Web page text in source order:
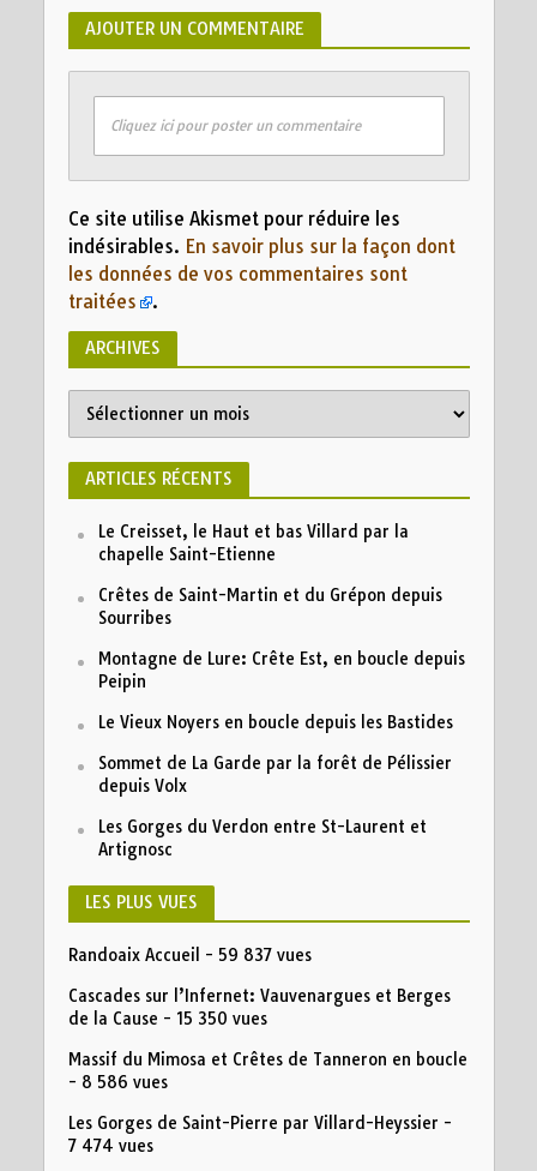
AJOUTER UN COMMENTAIRE
Cliquez ici pour poster un commentaire
Ce site utilise Akismet pour réduire les
indésirables. En savoir plus sur la façon dont
les données de vos commentaires sont
traitées
.
ARCHIVES
ARTICLES RÉCENTS
Le Creisset, le Haut et bas Villard par la
chapelle Saint-Etienne
Crêtes de Saint-Martin et du Grépon depuis
Sourribes
Montagne de Lure: Crête Est, en boucle depuis
Peipin
Le Vieux Noyers en boucle depuis les Bastides
Sommet de La Garde par la forêt de Pélissier
depuis Volx
Les Gorges du Verdon entre St-Laurent et
Artignosc
LES PLUS VUES
Randoaix Accueil - 59 837 vues
Cascades sur l’Infernet: Vauvenargues et Berges
de la Cause - 15 350 vues
Massif du Mimosa et Crêtes de Tanneron en boucle
- 8 586 vues
Les Gorges de Saint-Pierre par Villard-Heyssier -
7 474 vues